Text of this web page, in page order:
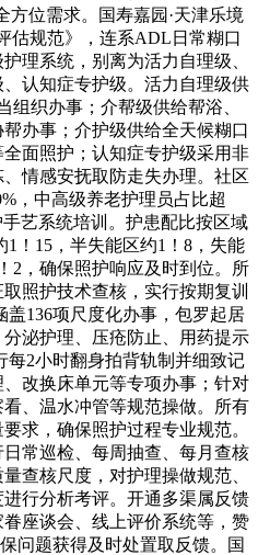
方位需求。国寿嘉园·天津乐境
估规范》，连系ADL日常糊口
理系统，别离为活力自理级、
认知症专护级。活力自理级供
组织办事；介帮级供给帮浴、
办事；介护级供给全天候糊口
面照护；认知症专护级采用非
情感安抚取防走失办理。社区
，中高级养老护理员占比超
艺系统培训。护患配比按区域
！15，半失能区约1！8，失能
2，确保照护响应及时到位。所
照护技术查核，实行按期复训
136项尺度化办事，包罗起居
泌护理、压疮防止、用药提示
2小时翻身拍背轨制并细致记
改换床单元等专项办事；针对
、温水冲管等规范操做。所有
求，确保照护过程专业规范。
常巡检、每周抽查、每月查核
查核尺度，对护理操做规范、
行分析考评。开通多渠属反馈
座谈会、线上评价系统等，赞
问题获得及时处置取反馈。国